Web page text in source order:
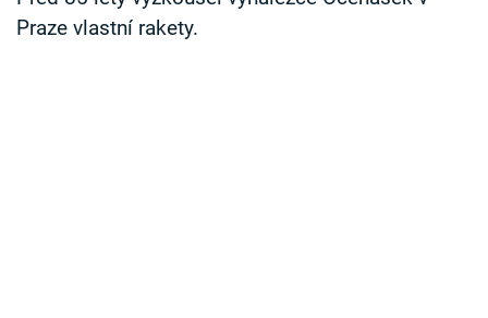
Sledujte nás
Praze vlastní rakety.